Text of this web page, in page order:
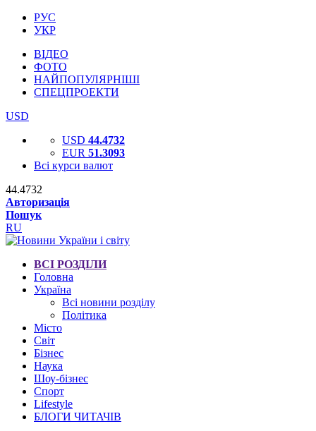
РУС
УКР
ВІДЕО
ФОТО
НАЙПОПУЛЯРНІШІ
СПЕЦПРОЕКТИ
USD
USD 44.4732
EUR 51.3093
Всі курси валют
44.4732
Авторизація
Пошук
RU
ВСІ РОЗДІЛИ
Головна
Україна
Всі новини розділу
Політика
Місто
Світ
Бізнес
Наука
Шоу-бізнес
Спорт
Lifestyle
БЛОГИ ЧИТАЧІВ